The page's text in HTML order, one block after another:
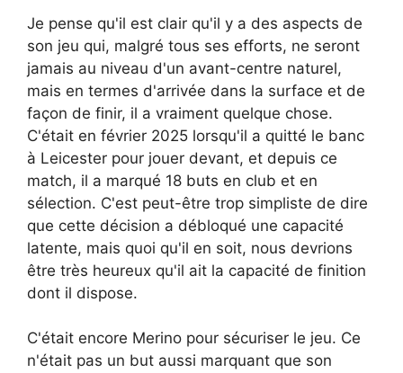
Je pense qu'il est clair qu'il y a des aspects de
son jeu qui, malgré tous ses efforts, ne seront
jamais au niveau d'un avant-centre naturel,
mais en termes d'arrivée dans la surface et de
façon de finir, il a vraiment quelque chose.
C'était en février 2025 lorsqu'il a quitté le banc
à Leicester pour jouer devant, et depuis ce
match, il a marqué 18 buts en club et en
sélection. C'est peut-être trop simpliste de dire
que cette décision a débloqué une capacité
latente, mais quoi qu'il en soit, nous devrions
être très heureux qu'il ait la capacité de finition
dont il dispose.
C'était encore Merino pour sécuriser le jeu. Ce
n'était pas un but aussi marquant que son